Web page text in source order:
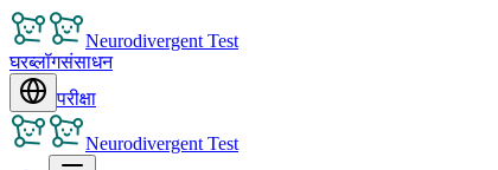
Neurodivergent Test
घरब्लॉगसंसाधन
परीक्षा
Neurodivergent Test